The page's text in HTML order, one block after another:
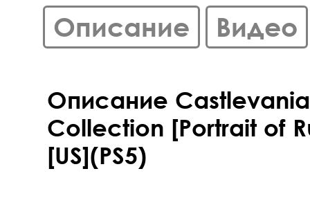
Описание Видео
Описание
Collection [Portrait of
[US](PS5)